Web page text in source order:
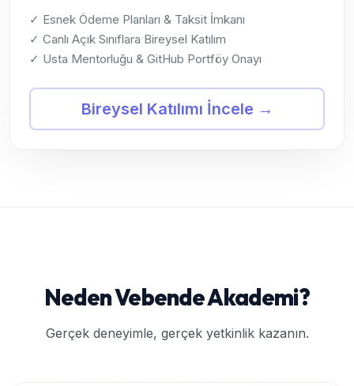
✓ Esnek Ödeme Planları & Taksit İmkanı
✓ Canlı Açık Sınıflara Bireysel Katılım
✓ Usta Mentorluğu & GitHub Portföy Onayı
Bireysel Katılımı İncele →
Neden Vebende Akademi?
Gerçek deneyimle, gerçek yetkinlik kazanın.